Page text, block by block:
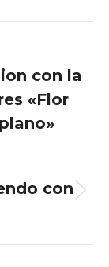
con la
«Flor
con